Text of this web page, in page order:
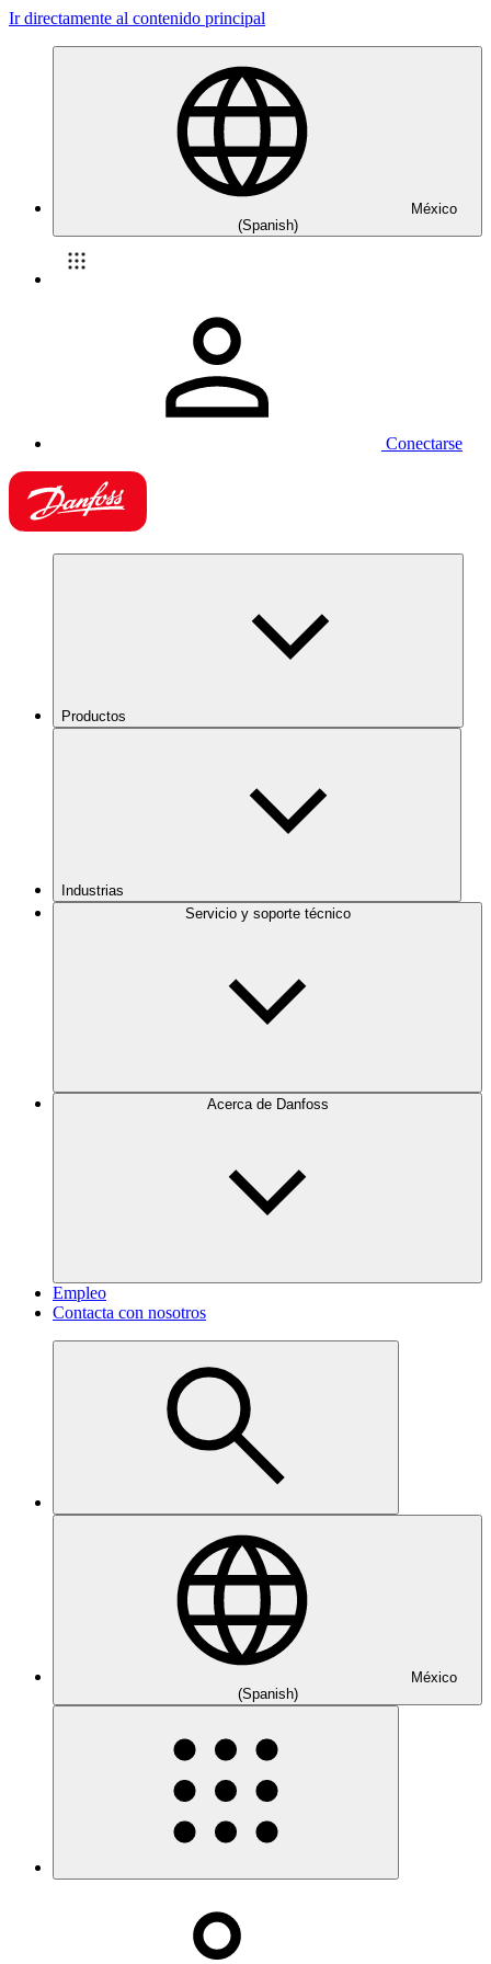
Ir directamente al contenido principal
México
(Spanish)
Conectarse
Productos
Industrias
Servicio y soporte técnico
Acerca de Danfoss
Empleo
Contacta con nosotros
México
(Spanish)